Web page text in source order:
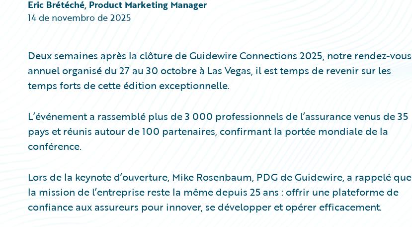
Partner Perspective
Technology
Eric Brétéché, Product Marketing Manager
14 de novembro de 2025
Deux semaines après la clôture de Guidewire Connections 2025, notre rendez-vous
annuel organisé du 27 au 30 octobre à Las Vegas, il est temps de revenir sur les
temps forts de cette édition exceptionnelle.
L’événement a rassemblé plus de 3 000 professionnels de l’assurance venus de 35
pays et réunis autour de 100 partenaires, confirmant la portée mondiale de la
conférence.
Lors de la keynote d’ouverture, Mike Rosenbaum, PDG de Guidewire, a rappelé que
la mission de l’entreprise reste la même depuis 25 ans : offrir une plateforme de
confiance aux assureurs pour innover, se développer et opérer efficacement.